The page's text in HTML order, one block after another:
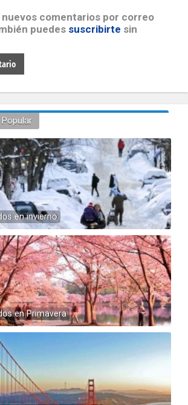
comentarios por correo
puedes suscribirte sin
Popular
en invierno
en Primavera